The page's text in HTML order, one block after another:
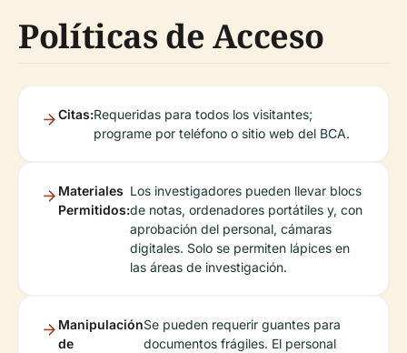
Políticas de Acceso
Citas:Requeridas para todos los visitantes;
programe por teléfono o sitio web del BCA.
Materiales
Permitidos:
Los investigadores pueden llevar blocs
de notas, ordenadores portátiles y, con
aprobación del personal, cámaras
digitales. Solo se permiten lápices en
las áreas de investigación.
Manipulación
de
Se pueden requerir guantes para
documentos frágiles. El personal